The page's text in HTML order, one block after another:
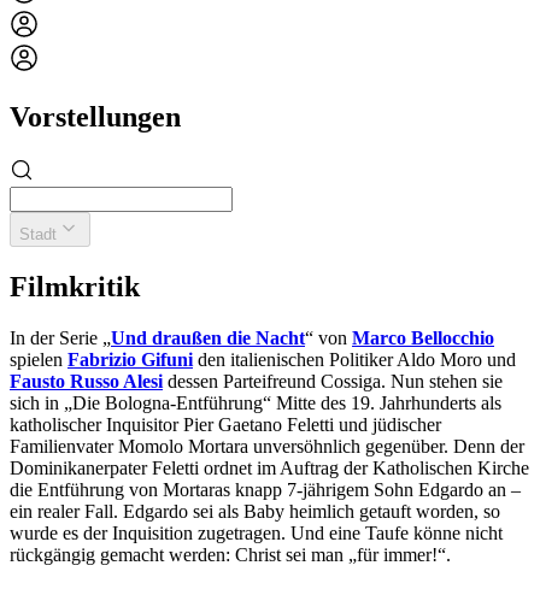
Vorstellungen
Stadt
Filmkritik
In der Serie „Und draußen die Nacht“ von Marco Bellocchio
spielen Fabrizio Gifuni den italienischen Politiker Aldo Moro und
Fausto Russo Alesi dessen Parteifreund Cossiga. Nun stehen sie
sich in „Die Bologna-Entführung“ Mitte des 19. Jahrhunderts als
katholischer Inquisitor Pier Gaetano Feletti und jüdischer
Familienvater Momolo Mortara unversöhnlich gegenüber. Denn der
Dominikanerpater Feletti ordnet im Auftrag der Katholischen Kirche
die Entführung von Mortaras knapp 7-jährigem Sohn Edgardo an –
ein realer Fall. Edgardo sei als Baby heimlich getauft worden, so
wurde es der Inquisition zugetragen. Und eine Taufe könne nicht
rückgängig gemacht werden: Christ sei man „für immer!“.